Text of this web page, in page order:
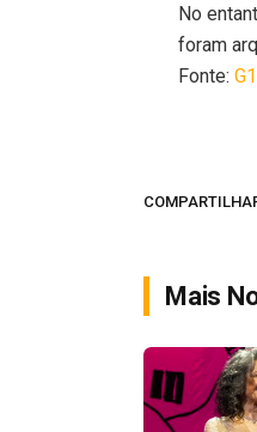
No
foram
Fonte:
Mais